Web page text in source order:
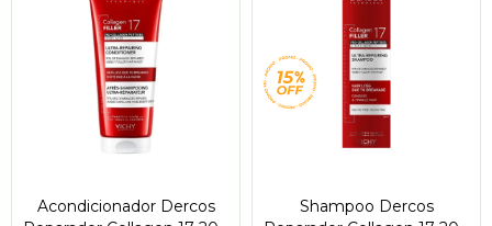
Acondicionador Dercos
Shampoo Dercos